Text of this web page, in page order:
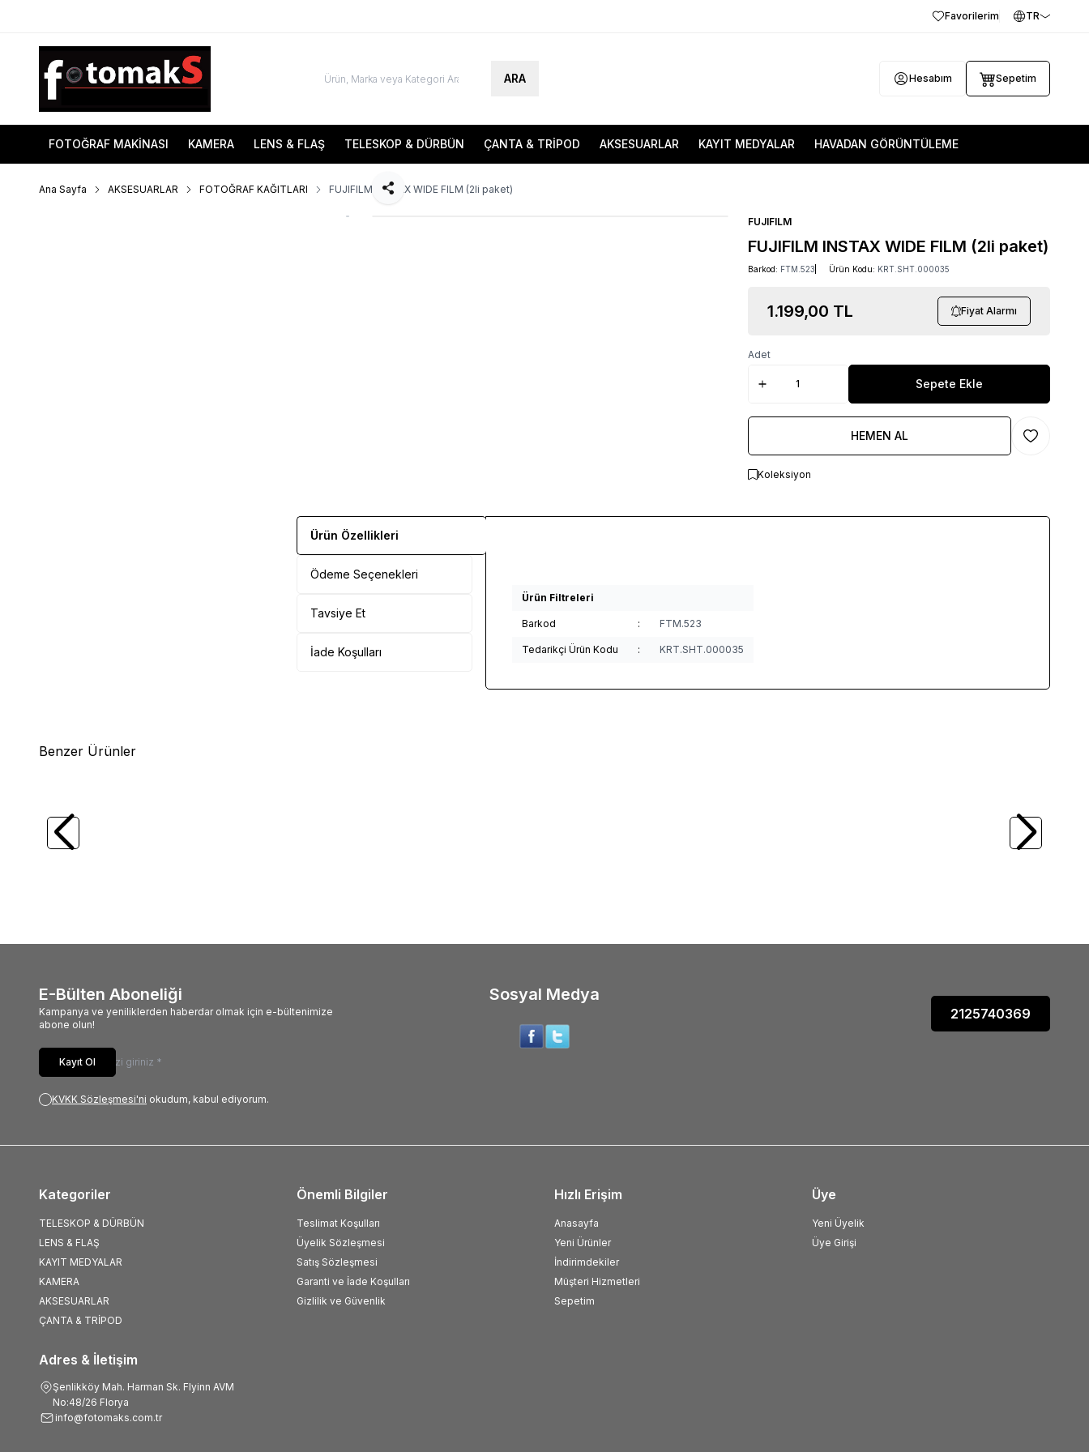
Favorilerim TR
ARA Hesabım Sepetim
FOTOĞRAF MAKİNASI KAMERA LENS & FLAŞ TELESKOP & DÜRBÜN ÇANTA & TRİPOD AKSESUARLAR KAYIT MEDYALAR HAVADAN GÖRÜNTÜLEME
Ana Sayfa AKSESUARLAR FOTOĞRAF KAĞITLARI FUJIFILM INSTAX WIDE FILM (2li paket)
Paylaş
FUJIFILM
FUJIFILM INSTAX WIDE FILM (2li paket)
Barkod: FTM.523 Ürün Kodu: KRT.SHT.000035
1.199,00 TL Fiyat Alarmı
Adet
Sepete Ekle
HEMEN AL Favoriye
Koleksiyon
Ürün Özellikleri
Ödeme Seçenekleri
Tavsiye Et
İade Koşulları
Ürün Filtreleri
Barkod : FTM.523
Tedarikçi Ürün Kodu : KRT.SHT.000035
Benzer Ürünler
CANON
KP36IPx3 (CP-810-900-910)
FUJIFILM ANLIK SQ SQUARE
E-Bülten Aboneliği
Kampanya ve yeniliklerden haberdar olmak için e-bültenimize
abone olun!
Kayıt Ol
KVKK Sözleşmesi'ni okudum, kabul ediyorum.
Sosyal Medya
2125740369
Adres & İletişim
Şenlikköy Mah. Harman Sk. Flyinn AVM
No:48/26 Florya
info@fotomaks.com.tr
Kategoriler
TELESKOP & DÜRBÜN
LENS & FLAŞ
KAYIT MEDYALAR
KAMERA
AKSESUARLAR
ÇANTA & TRİPOD
Önemli Bilgiler
Teslimat Koşulları
Üyelik Sözleşmesi
Satış Sözleşmesi
Garanti ve İade Koşulları
Gizlilik ve Güvenlik
Hızlı Erişim
Anasayfa
Yeni Ürünler
İndirimdekiler
Müşteri Hizmetleri
Sepetim
Üye
Yeni Üyelik
Üye Girişi